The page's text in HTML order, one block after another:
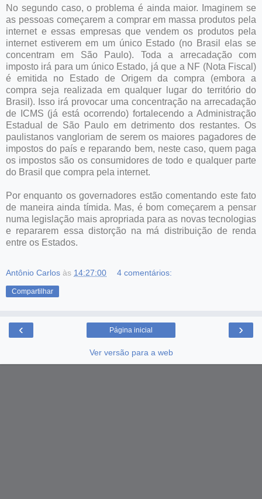
No segundo caso, o problema é ainda maior. Imaginem se
as pessoas começarem a comprar em massa produtos pela
internet e essas empresas que vendem os produtos pela
internet estiverem em um único Estado (no Brasil elas se
concentram em São Paulo). Toda a arrecadação com
imposto irá para um único Estado, já que a NF (Nota Fiscal)
é emitida no Estado de Origem da compra (embora a
compra seja realizada em qualquer lugar do território do
Brasil). Isso irá provocar uma concentração na arrecadação
de ICMS (já está ocorrendo) fortalecendo a Administração
Estadual de São Paulo em detrimento dos restantes. Os
paulistanos vangloriam de serem os maiores pagadores de
impostos do país e reparando bem, neste caso, quem paga
os impostos são os consumidores de todo e qualquer parte
do Brasil que compra pela internet.
Por enquanto os governadores estão comentando este fato
de maneira ainda tímida. Mas, é bom começarem a pensar
numa legislação mais apropriada para as novas tecnologias
e repararem essa distorção na má distribuição de renda
entre os Estados.
Antônio Carlos às 14:27:00 4 comentários:
Compartilhar
‹ ›
Página inicial
Ver versão para a web